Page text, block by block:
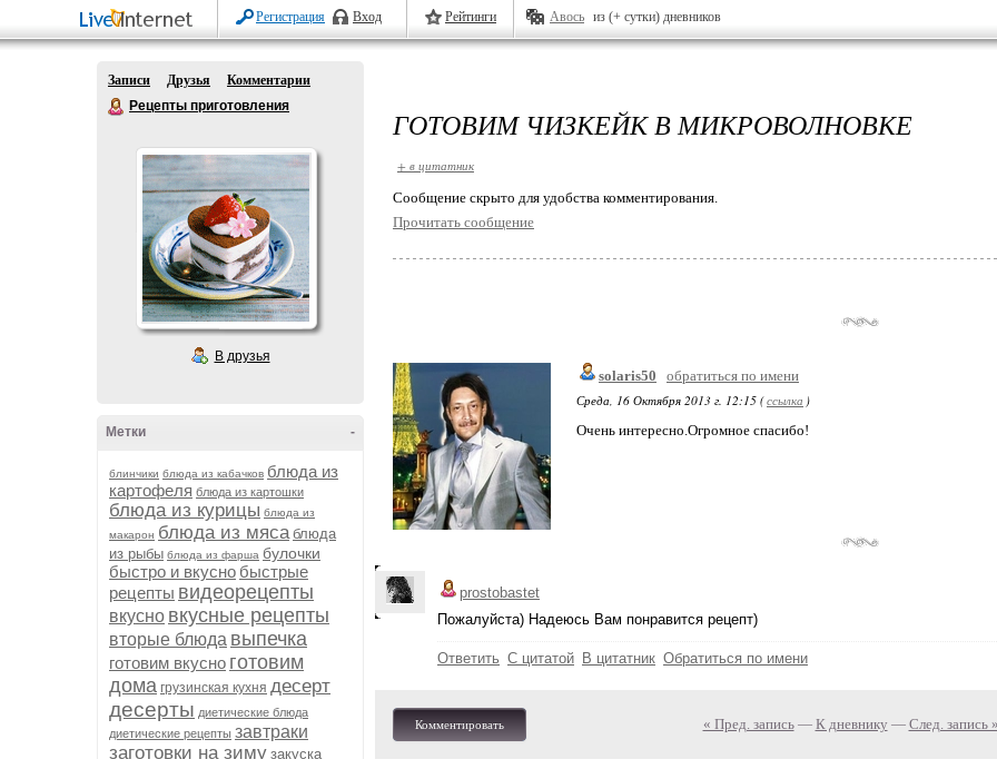
Регистрация Вход Рейтинги Авось из (+ сутки) дневников
Записи Друзья
Комментарии
Рецепты приготовления
В друзья
-
Метки
блинчики блюда из кабачков блюда из
картофеля блюда из картошки
блюда из курицы блюда из
макарон блюда из мяса блюда
из рыбы блюда из фарша булочки
быстро и вкусно быстрые
рецепты видеорецепты
вкусно вкусные рецепты
вторые блюда выпечка
готовим вкусно готовим
дома грузинская кухня десерт
десерты диетические блюда
диетические рецепты завтраки
заготовки на зиму закуска
ГОТОВИМ ЧИЗКЕЙК В МИКРОВОЛНОВКЕ
+ в цитатник
Cообщение скрыто для удобства комментирования.
Прочитать сообщение
solaris50
обратиться по имени
Среда, 16 Октября 2013 г. 12:15 (ссылка )
Очень интересно.Огромное спасибо!
prostobastet
Пожалуйста) Надеюсь Вам понравится рецепт)
Ответить С цитатой В цитатник Обратиться по имени
Комментировать « Пред. запись— К дневнику — След. запись